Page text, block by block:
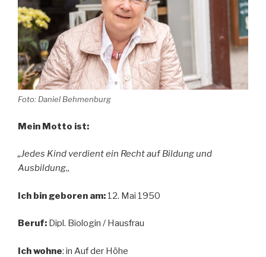
Foto: Daniel Behmenburg
Mein Motto ist:
„Jedes Kind verdient ein Recht auf Bildung und
Ausbildung„
Ich bin geboren am: 12. Mai 1950
Beruf: Dipl. Biologin / Hausfrau
Ich wohne: in Auf der Höhe